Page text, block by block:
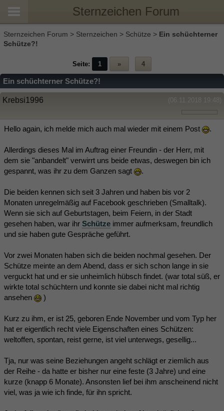
Sternzeichen Forum
Sternzeichen Forum > Sternzeichen > Schütze > Ein schüchterner
Schütze?!
Seite: 1 » 4
Ein schüchterner Schütze?!
(06.11.2018 19:48)
Krebsi1996
Hello again, ich melde mich auch mal wieder mit einem Post .
Allerdings dieses Mal im Auftrag einer Freundin - der Herr, mit
dem sie "anbandelt" verwirrt uns beide etwas, deswegen bin ich
gespannt, was ihr zu dem Ganzen sagt
.
Die beiden kennen sich seit 3 Jahren und haben bis vor 2
Monaten unregelmäßig auf Facebook geschrieben (Smalltalk).
Wenn sie sich auf Geburtstagen, beim Feiern, in der Stadt
gesehen haben, war ihr Schütze immer aufmerksam, freundlich
und sie haben gute Gespräche geführt.
Vor zwei Monaten haben sich die beiden nochmal gesehen. Der
Schütze meinte an dem Abend, dass er sich schon lange in sie
verguckt hat und er sie unheimlich hübsch findet. (war total süß, er
wirkte total schüchtern und konnte sie dabei nicht mal richtig
ansehen
)
Kurz zu ihm, er ist 25, geboren Ende November und vom Typ her
hat er eigentlich recht viele Eigenschaften eines Schützen:
weltoffen, spontan, reist gerne, ist viel unterwegs, gesellig...
Tja, nur was seine Beziehungen angeht schlägt er ziemlich aus
der Reihe - da hatte er bisher nur eine feste (3 Jahre) und eine
kurze (knapp 6 Monate). Ansonsten lief bei ihm anscheinend nicht
viel, was ja wie ich finde, für ihn spricht.